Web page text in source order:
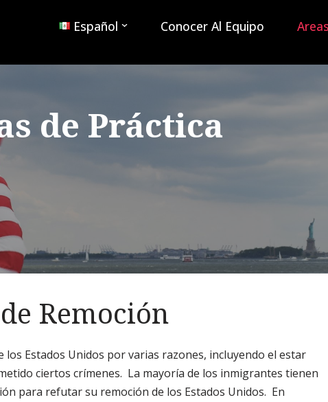
Español Conocer Al Equipo
de Práctica
Remoción
Estados Unidos por varias razones, incluyendo el estar
ciertos crímenes. La mayoría de los inmigrantes tienen
para refutar su remoción de los Estados Unidos. En